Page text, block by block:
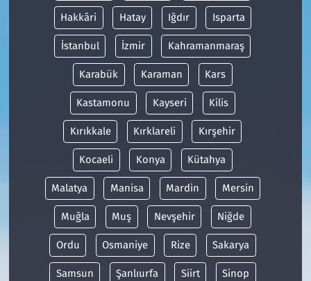
Hakkâri Hatay Iğdır Isparta
İstanbul İzmir Kahramanmaraş
Karabük Karaman Kars
Kastamonu Kayseri Kilis
Kırıkkale Kırklareli Kırşehir
Kocaeli Konya Kütahya
Malatya Manisa Mardin Mersin
Muğla Muş Nevşehir Niğde
Ordu Osmaniye Rize Sakarya
Samsun Şanlıurfa Siirt Sinop